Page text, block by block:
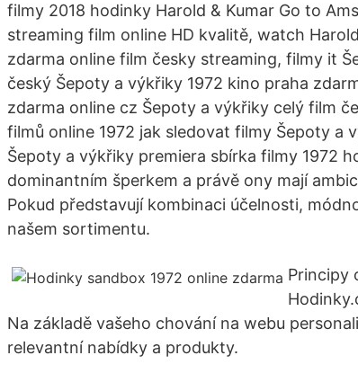
filmy 2018 hodinky Harold & Kumar Go to
streaming film online HD kvalitě, watch
zdarma online film česky streaming, filmy it
český Šepoty a výkřiky 1972 kino praha
zdarma online cz Šepoty a výkřiky celý film
filmů online 1972 jak sledovat filmy Šepoty a
Šepoty a výkřiky premiera sbírka filmy 1972
dominantním šperkem a právě ony mají
Pokud představují kombinaci účelnosti,
našem sortimentu.
Principy
Na základě vašeho chování na webu
relevantní nabídky a produkty.